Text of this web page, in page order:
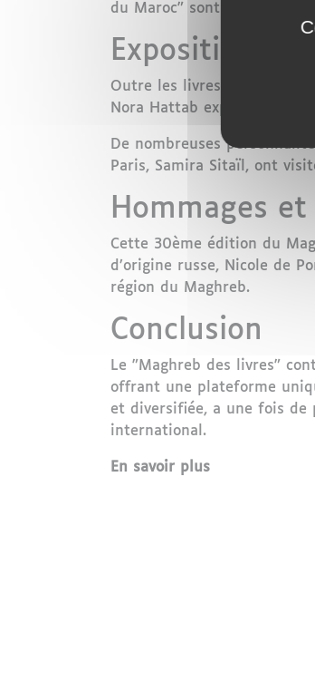
du Maroc" sont aussi au
Expositions
Outre les livres et les
Nora Hattab expose ses
De nombreuses
Paris, Samira Sitaïl, ont
Hommages et
Cette 30ème édition du
d’origine russe, Nicole de
région du Maghreb.
Conclusion
Le "Maghreb des livres"
offrant une plateforme
et diversifiée, a une fois
international.
En savoir plus